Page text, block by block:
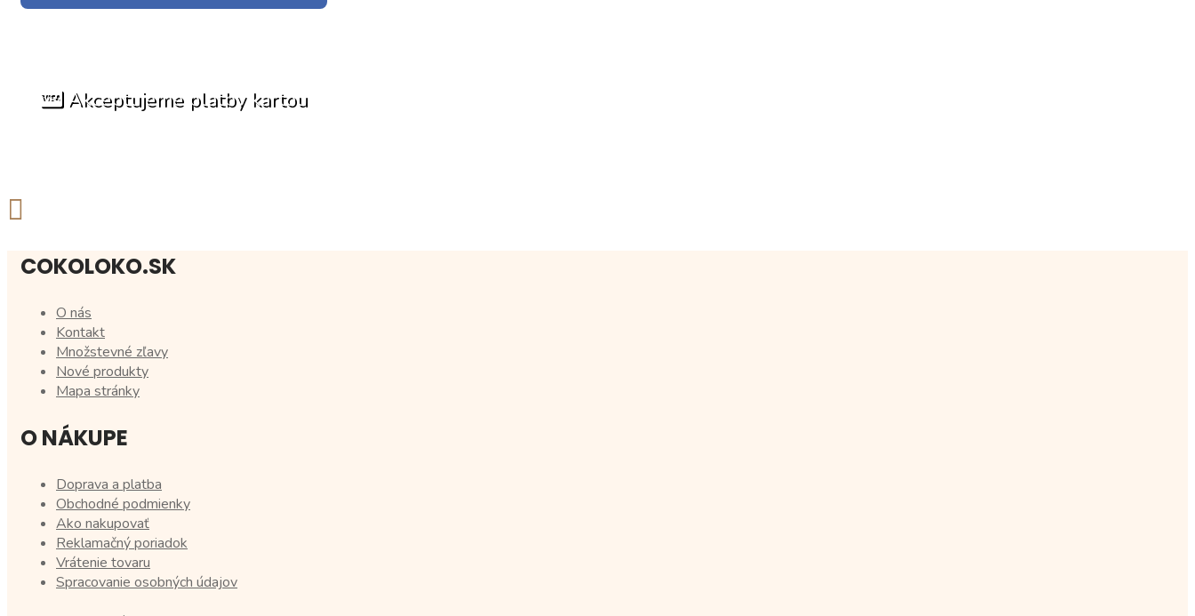
Akceptujeme platby kartou
COKOLOKO.SK
O nás
Kontakt
Množstevné zľavy
Nové produkty
Mapa stránky
O NÁKUPE
Doprava a platba
Obchodné podmienky
Ako nakupovať
Reklamačný poriadok
Vrátenie tovaru
Spracovanie osobných údajov